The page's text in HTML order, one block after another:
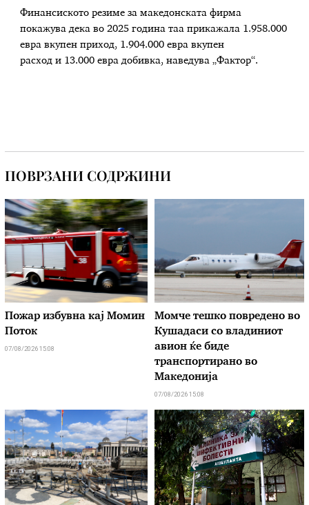
Финансиското резиме за македонската фирма
покажува дека во 2025 година таа прикажала 1.958.000
евра вкупен приход, 1.904.000 евра вкупен
расход и 13.000 евра добивка, наведува „Фактор“.
ПОВРЗАНИ СОДРЖИНИ
Пожар избувна кај Момин
Поток
07/08/2026 15:08
Момче тешко повредено во
Кушадаси со владиниот
авион ќе биде
транспортирано во
Македонија
07/08/2026 15:08